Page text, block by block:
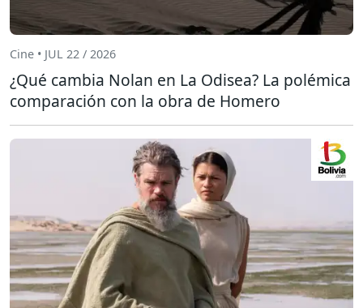
Cine • JUL 22 / 2026
¿Qué cambia Nolan en La Odisea? La polémica
comparación con la obra de Homero